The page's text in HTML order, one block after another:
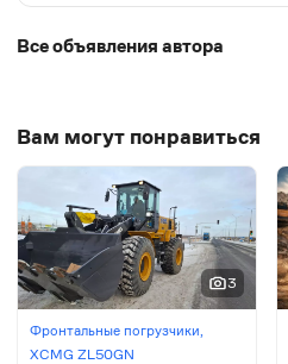
Все объявления автора
Вам могут понравиться
3
Фронтальные погрузчики,
XCMG ZL50GN